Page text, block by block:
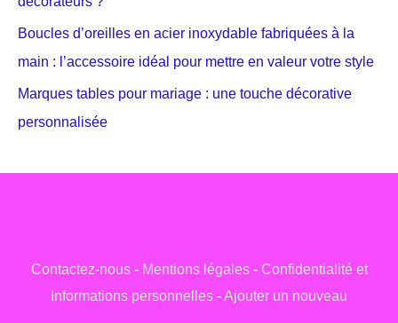
Boucles d’oreilles en acier inoxydable fabriquées à la
main : l’accessoire idéal pour mettre en valeur votre style
Marques tables pour mariage : une touche décorative
personnalisée
Contactez-nous- Mentions légales- Confidentialité et
Informations personnelles -Ajouter un nouveau